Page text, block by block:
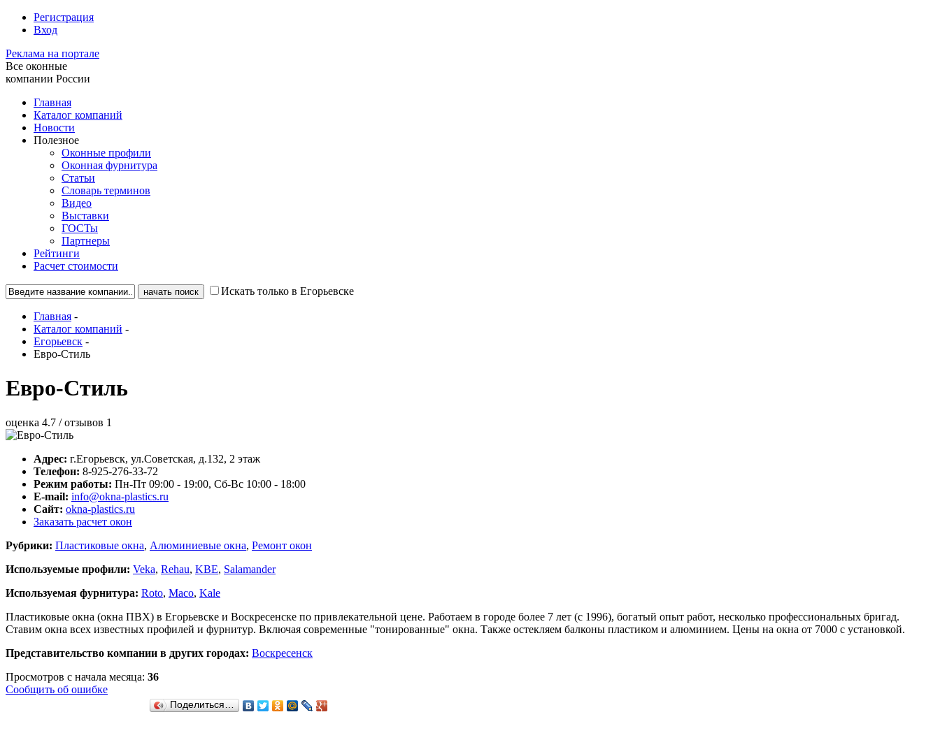
Регистрация
Вход
Реклама на портале
Все оконные
компании России
Главная
Каталог компаний
Новости
Полезное
Оконные профили
Оконная фурнитура
Статьи
Словарь терминов
Видео
Выставки
ГОСТы
Партнеры
Рейтинги
Расчет стоимости
Искать только в Егорьевске
Главная -
Каталог компаний -
Егорьевск -
Евро-Стиль
Евро-Стиль
оценка 4.7 / отзывов 1
Адрес: г.Егорьевск, ул.Советская, д.132, 2 этаж
Телефон: 8-925-276-33-72
Режим работы: Пн-Пт 09:00 - 19:00, Сб-Вс 10:00 - 18:00
E-mail: info@okna-plastics.ru
Сайт: okna-plastics.ru
Заказать расчет окон
Рубрики: Пластиковые окна, Алюминиевые окна, Ремонт окон
Используемые профили: Veka, Rehau, KBE, Salamander
Используемая фурнитура: Roto, Maco, Kale
Пластиковые окна (окна ПВХ) в Егорьевске и Воскресенске по привлекательной цене. Работаем в городе более 7 лет (с 1996), богатый опыт работ, несколько профессиональных бригад.
Ставим окна всех известных профилей и фурнитур. Включая современные "тонированные" окна. Также остекляем балконы пластиком и алюминием. Цены на окна от 7000 с установкой.
Представительство компании в других городах: Воскресенск
Просмотров с начала месяца: 36
Сообщить об ошибке
Поделиться…